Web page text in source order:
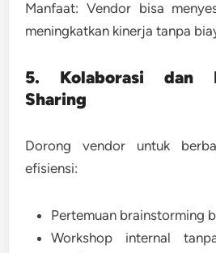
Manfaat: Vendor bisa
meningkatkan kinerja tanpa
5. Kolaborasi dan
Sharing
Dorong vendor untuk
efisiensi:
Pertemuan brainstorming
Workshop internal